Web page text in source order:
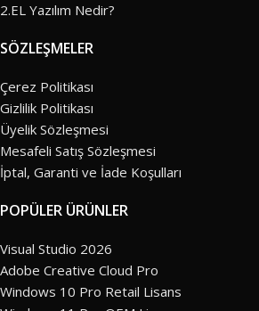
2.EL Yazılım Nedir?
SÖZLEŞMELER
Çerez Politikası
Gizlilik Politikası
Üyelik Sözleşmesi
Mesafeli Satış Sözleşmesi
İptal, Garanti ve İade Koşulları
POPÜLER ÜRÜNLER
Visual Studio 2026
Adobe Creative Cloud Pro
Windows 10 Pro Retail Lisans